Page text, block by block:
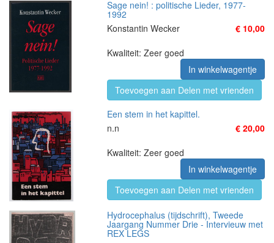
Sage nein! : politische Lieder, 1977-
1992
Konstantin Wecker
€ 10,00
Kwaliteit: Zeer goed
In winkelwagentje
Toevoegen aan Delen met vrienden
Een stem in het kapittel.
n.n
€ 20,00
Kwaliteit: Zeer goed
In winkelwagentje
Toevoegen aan Delen met vrienden
Hydrocephalus (tijdschrift), Tweede
Jaargang Nummer Drie - Intervieuw met
REX LEGS